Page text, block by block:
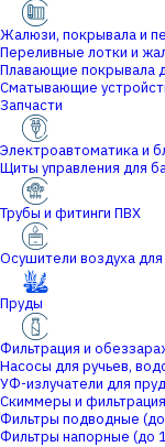
Жалюзи, покрывала и
Переливные лотки и
Плавающие покрывала
Сматывающие
Запчасти
Электроавтоматика и
Щиты управления для
Трубы и фитинги ПВХ
Осушители воздуха
Пруды
Фильтрация и
Насосы для ручьев,
УФ-излучатели для
Скиммеры и
Фильтры подводные
Фильтры напорные (до